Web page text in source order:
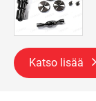
Katso lisää